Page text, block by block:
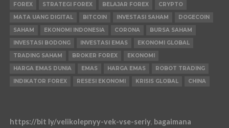
FOREX
STRATEGI FOREX BELAJAR FOREX
CRYPTO
MATA UANG DIGITAL
BITCOIN INVESTASI SAHAM
DOGECOIN
SAHAM
EKONOMI INDONESIA CORONA
BURSA SAHAM
INVESTASI BODONG
INVESTASI EMAS
EKONOMI GLOBAL
TRADING SAHAM
BROKER FOREX
EKONOMI
HARGA EMAS DUNIA
EMAS HARGA EMAS
ROBOT TRADING
INDIKATOR FOREX
RESESI EKONOMI KRISIS GLOBAL CHINA
https://bit ly/velikolepnyy-vek-vse-seriy, bagaimana